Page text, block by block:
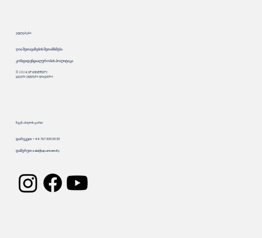
უფლებები
ღია შეთავაზების შეთანხმება
კონფიდენციალურობის პოლიტიკა
© 2024. UP.UNIVERSITY.
ყველა უფლება დაცულია
ჩვენ ახლოს ვართ
დაწერეთ:sale@up.university
დარეკეთ: +44 767 333 33 33